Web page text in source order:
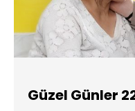
Güzel Günler